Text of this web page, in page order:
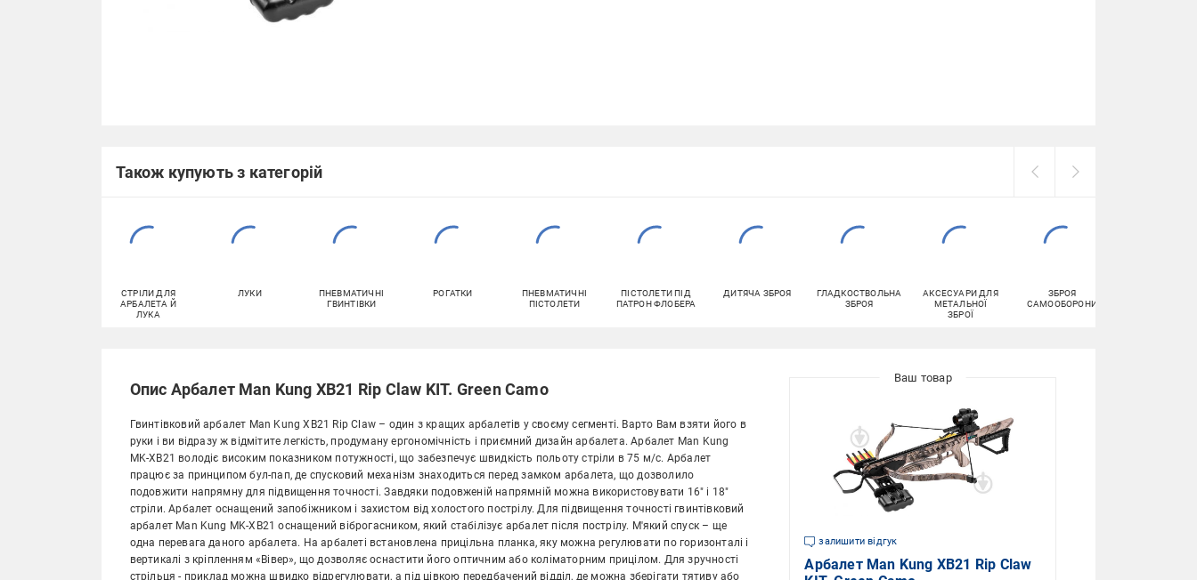
Також купують з категорій
СТРІЛИ ДЛЯ
АРБАЛЕТА Й
ЛУКА
ЛУКИ
ПНЕВМАТИЧНІ
ГВИНТІВКИ
РОГАТКИ
ПНЕВМАТИЧНІ
ПІСТОЛЕТИ
ПІСТОЛЕТИ ПІД
ПАТРОН ФЛОБЕРА
ДИТЯЧА ЗБРОЯ
ГЛАДКОСТВОЛЬНА
ЗБРОЯ
АКСЕСУАРИ ДЛЯ
МЕТАЛЬНОЇ
ЗБРОЇ
ЗБРОЯ
САМООБОРОНИ
Опис Арбалет Man Kung XB21 Rip Claw KIT. Green Camo
Гвинтівковий арбалет Man Kung XB21 Rip Claw – один з кращих арбалетів у своєму сегменті. Варто Вам взяти його в
руки і ви відразу ж відмітите легкість, продуману ергономічність і приємний дизайн арбалета. Арбалет Man Kung
MK-XB21 володіє високим показником потужності, що забезпечує швидкість польоту стріли в 75 м/с. Арбалет
працює за принципом бул-пап, де спусковий механізм знаходиться перед замком арбалета, що дозволило
подовжити напрямну для підвищення точності. Завдяки подовженій напрямній можна використовувати 16" і 18"
стріли. Арбалет оснащений запобіжником і захистом від холостого пострілу. Для підвищення точності гвинтівковий
арбалет Man Kung MK-XB21 оснащений віброгасником, який стабілізує арбалет після пострілу. М'який спуск – ще
одна перевага даного арбалета. На арбалеті встановлена прицільна планка, яку можна регулювати по горизонталі і
вертикалі з кріпленням «Вівер», що дозволяє оснастити його оптичним або коліматорним прицілом. Для зручності
стрільця - приклад можна швидко відрегулювати, а під цівкою передбачений відділ, де можна зберігати тятиву або
залишити відгук
Арбалет Man Kung XB21 Rip Claw